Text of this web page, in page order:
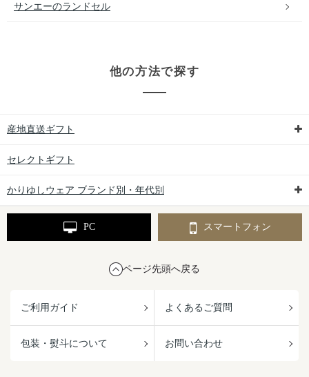
サンエーのランドセル
他の方法で探す
産地直送ギフト
セレクトギフト
かりゆしウェア ブランド別・年代別
PC スマートフォン
ページ先頭へ戻る
ご利用ガイド よくあるご質問
包装・熨斗について お問い合わせ